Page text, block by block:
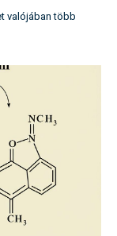
valójában több